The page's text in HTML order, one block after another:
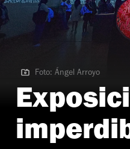
Foto: Ángel Arroyo
Foto: Ángel Arroyo